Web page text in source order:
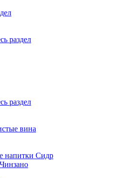
раздел
раздел
вина
напитки Сидр